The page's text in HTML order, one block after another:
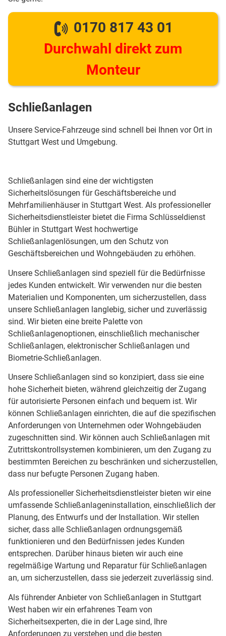
0170 817 43 01
Durchwahl direkt zum
Monteur
Schließanlagen
Unsere Service-Fahrzeuge sind schnell bei Ihnen vor Ort in
Stuttgart West und Umgebung.
Schließanlagen sind eine der wichtigsten
Sicherheitslösungen für Geschäftsbereiche und
Mehrfamilienhäuser in Stuttgart West. Als professioneller
Sicherheitsdienstleister bietet die Firma Schlüsseldienst
Bühler in Stuttgart West hochwertige
Schließanlagenlösungen, um den Schutz von
Geschäftsbereichen und Wohngebäuden zu erhöhen.
Unsere Schließanlagen sind speziell für die Bedürfnisse
jedes Kunden entwickelt. Wir verwenden nur die besten
Materialien und Komponenten, um sicherzustellen, dass
unsere Schließanlagen langlebig, sicher und zuverlässig
sind. Wir bieten eine breite Palette von
Schließanlagenoptionen, einschließlich mechanischer
Schließanlagen, elektronischer Schließanlagen und
Biometrie-Schließanlagen.
Unsere Schließanlagen sind so konzipiert, dass sie eine
hohe Sicherheit bieten, während gleichzeitig der Zugang
für autorisierte Personen einfach und bequem ist. Wir
können Schließanlagen einrichten, die auf die spezifischen
Anforderungen von Unternehmen oder Wohngebäuden
zugeschnitten sind. Wir können auch Schließanlagen mit
Zutrittskontrollsystemen kombinieren, um den Zugang zu
bestimmten Bereichen zu beschränken und sicherzustellen,
dass nur befugte Personen Zugang haben.
Als professioneller Sicherheitsdienstleister bieten wir eine
umfassende Schließanlageninstallation, einschließlich der
Planung, des Entwurfs und der Installation. Wir stellen
sicher, dass alle Schließanlagen ordnungsgemäß
funktionieren und den Bedürfnissen jedes Kunden
entsprechen. Darüber hinaus bieten wir auch eine
regelmäßige Wartung und Reparatur für Schließanlagen
an, um sicherzustellen, dass sie jederzeit zuverlässig sind.
Als führender Anbieter von Schließanlagen in Stuttgart
West haben wir ein erfahrenes Team von
Sicherheitsexperten, die in der Lage sind, Ihre
Anforderungen zu verstehen und die besten